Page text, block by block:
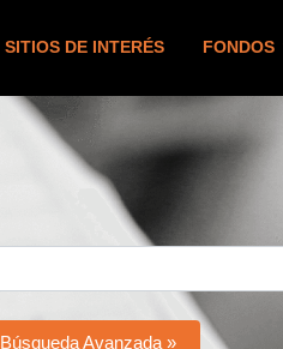
SITIOS DE INTERÉS FONDOS
Búsqueda Avanzada »